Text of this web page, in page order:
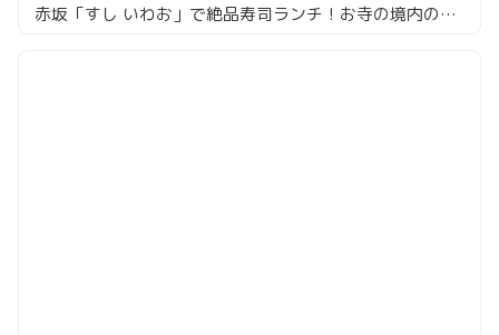
赤坂「すし いわお」で絶品寿司ランチ！お寺の境内の隠れ家で最強コスパで大満足